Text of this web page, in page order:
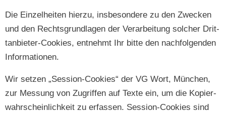
Die Einzel­heit­en hierzu, ins­beson­dere zu den Zweck­en
und den Rechts­grund­la­gen der Ver­ar­beitung solch­er Drit­
tan­bi­eter-Cook­ies, ent­nehmt Ihr bitte den nach­fol­gen­den
Informationen.
Wir set­zen „Ses­sion-Cook­ies“ der VG Wort, München,
zur Mes­sung von Zugrif­f­en auf Texte ein, um die Kopier­
wahrschein­lichkeit zu erfassen. Ses­sion-Cook­ies sind